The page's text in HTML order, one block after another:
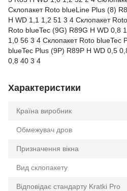
Склопакет Roto blueLine Plus (8)
H WD 1,1 1,2 51 3 4 Склопакет
Roto blueTec (9G) R89G H WD 0,8
1,0 56 3 4 Склопакет Roto blueTec
blueTec Plus (9P) R89P H WD 0,5
0,8 40 3 4
Характеристики
Країна виробник
Обмежувач дров
Призначення вікна
Вид склопакету
Відповідає стандарту Kratki Pro